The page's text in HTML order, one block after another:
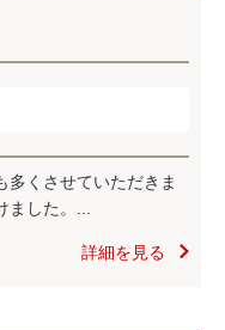
多くさせていただきま
した。...
詳細を見る